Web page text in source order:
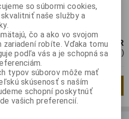
:neznámy
Analogový optický izolátor (Vactrol) 2k5V
4,30 EUR
3,50 EUR (Cena bez DPH)
so súbormi cookies,
naše služby a
čo a ako vo svojom
zariadení robíte. Vďaka tomu
podľa vás a je schopná sa
typov súborov môže mať
skúsenosť s naším
schopní poskytnúť
vašich preferencií.